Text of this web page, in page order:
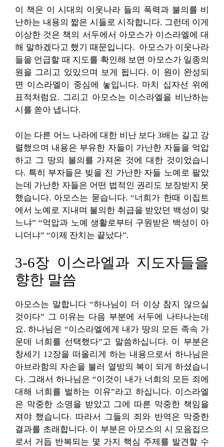
이 책은 이 시대의 이웃나라 들의 폭력과 불의를 비
난하는 내용의 짧은 시들로 시작합니다. 그런데 이게
이상한 것은 책의 서두에서 아모스가 이스라엘에 대
해 말하겠다고 했기 때문입니다. 아모스가 이웃나라
들을 언급할 때 지도를 확인해 보면 아모스가 일종의
원을 그리고 있있으며 보게 됩니다. 이 원이 완성되
면 이스라엘이 중심에 놓입니다. 마치 십자선 위에
표적처럼요. 그리고 아모스는 이스라엘을 비난하는
시를 쏟아 냅니다.
이는 다른 어느 나라에 대한 비난 보다 3배는 길고 강
렬했으며 내용은 부유한 자들이 가난한 자들을 억압
하고 그 땅의 불의를 가져온 것에 대한 것이었습니
다. 특히 부자들은 빚을 진 가난한 자들 노예로 팔았
는데 가난한 자들은 어떤 법적인 권리도 보장받지 못
했습니다. 아모스는 묻습니다. “너희가 한때 이집트
에서 노예로 지내며 불의한 취급을 받았던 백성이 맞
느냐” “억압과 노예 생활로부터 구원받은 백성이 아
니더냐” “이제 잔치는 끝났다”.
3-6장 이스라엘과 지도자들을
향한 말씀
아모스는 말합니다 “하나님이 더 이상 참지 않으실
것이다” 그 이유는 다음 부분에 서두에 나타나는데
요. 하나님은 “이스라엘에게 내가 땅의 모든 족속 가
운데 너희를 선택했다”고 말씀하십니다. 이 부분은
창세기 12장을 떠올리게 하는 내용으로서 하나님은
아브라함의 자손을 불러 열방의 복이 되게 하셨습니
다. 그래서 하나님은 “이것이 내가 너희의 모든 죄에
대해 너희를 벌하는 이유”라고 하십니다. 이스라엘
은 막중한 소명을 받았고 그에 따른 막중한 책임을
져야 했습니다. 따라서 그들의 죄와 반역은 막중한
결과를 초래합니다. 이 부분은 아모스의 시 모음집으
로서 거듭 반복되는 몇 가지 핵심 주제를 발견할 수